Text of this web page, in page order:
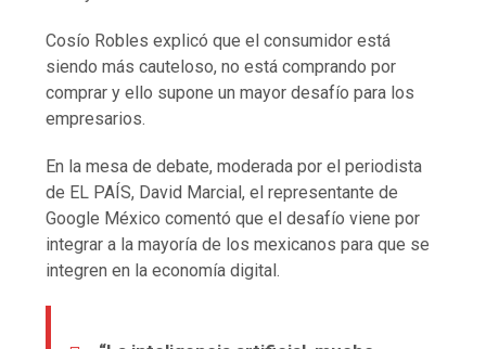
Cosío Robles explicó que el consumidor está
siendo más cauteloso, no está comprando por
comprar y ello supone un mayor desafío para los
empresarios.
En la mesa de debate, moderada por el periodista
de EL PAÍS, David Marcial, el representante de
Google México comentó que el desafío viene por
integrar a la mayoría de los mexicanos para que se
integren en la economía digital.